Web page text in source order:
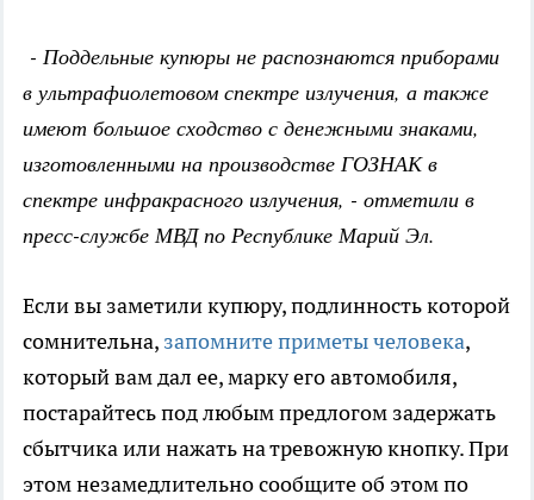
- Поддельные купюры не распознаются приборами
в ультрафиолетовом спектре излучения, а также
имеют большое сходство с денежными знаками,
изготовленными на производстве ГОЗНАК в
спектре инфракрасного излучения, - отметили в
пресс-службе МВД по Республике Марий Эл.
Если вы заметили купюру, подлинность которой
сомнительна, запомните приметы человека,
который вам дал ее, марку его автомобиля,
постарайтесь под любым предлогом задержать
сбытчика или нажать на тревожную кнопку. При
этом незамедлительно сообщите об этом по